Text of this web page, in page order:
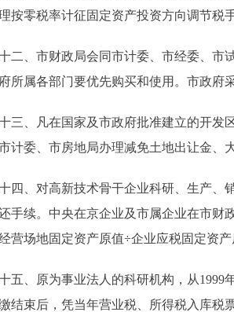
按零税率计征固定资产投资方向调节税
、市财政局会同市计委、市经委、市试
所属各部门要优先购买和使用。市政府
、凡在国家及市政府批准建立的开发区
计委、市房地局办理减免土地出让金、
、对高新技术骨干企业科研、生产、销
手续。中央在京企业及市属企业在市财
营场地固定资产原值÷企业应税固定资
、原为事业法人的科研机构，从1999年
结束后，凭当年营业税、所得税入库税